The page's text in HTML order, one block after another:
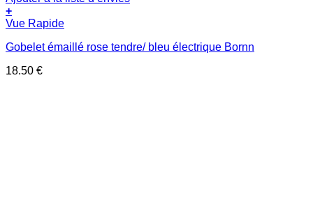
+
Vue Rapide
Gobelet émaillé rose tendre/ bleu électrique Bornn
18.50 €